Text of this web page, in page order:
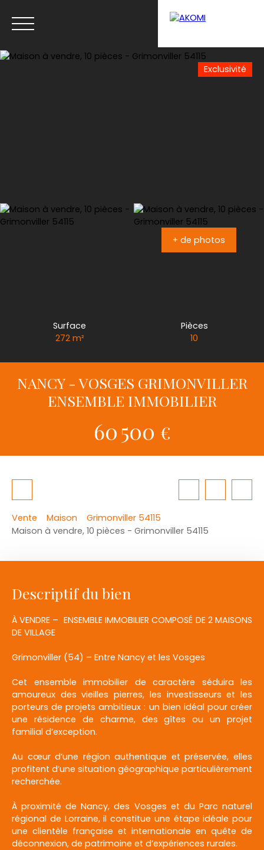
Exclusivité
+ de photos
Surface
272 m²
Pièces
10
NANCY - VOSGES GRIMONVILLER
ENSEMBLE IMMOBILIER
60 500 €
Vente Maison
Grimonviller 54115
Maison à vendre, 10 pièces - Grimonviller 54115
Descriptif du bien
À VENDRE – ENSEMBLE IMMOBILIER COMPOSÉ DE 2 MAISONS
DE VILLAGE
Grimonviller (54) – Entre Nancy et les Vosges
Cet ensemble immobilier de caractère séduira les
amoureux des vieilles pierres, les investisseurs et les
porteurs de projets ambitieux : un bien idéal pour créer
une résidence de charme, des gîtes ou un projet
familial d’exception.
Au cœur d’une région authentique et préservée, elles
profitent d’une situation géographique particulièrement
recherchée.
À proximité de Nancy, des Vosges et du Parc naturel
régional de Lorraine, il constitue une étape idéale pour
une clientèle française et internationale en quête de
déconnexion, de patrimoine et d’expériences rurales.